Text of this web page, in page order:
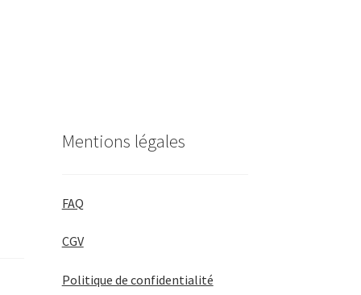
Mentions légales
FAQ
CGV
Politique de confidentialité